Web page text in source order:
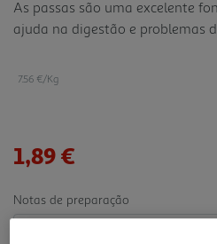
para
a
mesma
As passas são uma excelente
ajuda na digestão e problemas
7.56 €/Kg
1,89 €
Notas de preparação